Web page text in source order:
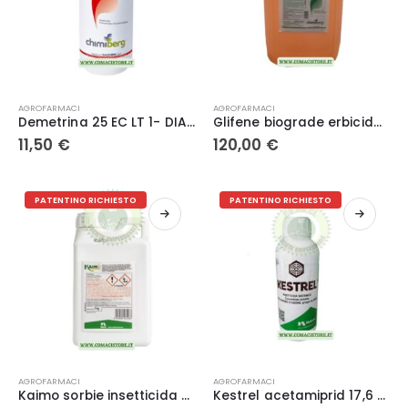
prodotto
AGROFARMACI
Demetrina 25 EC LT 1- DIACHEM
11,50 €
AGROFARMACI
Glifene biograde erbicida diserbante
120,00 €
PATENTINO RICHIESTO
prodotto
AGROFARMACI
Kaimo sorbie insetticida – Sumitomo
PATENTINO RICHIESTO
prodotto
AGROFARMACI
Kestrel acetamiprid 17,6 % – Sumitomo